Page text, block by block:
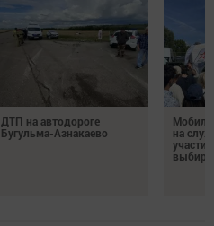
ДТП на автодороге
Бугульма-Азнакаево
на